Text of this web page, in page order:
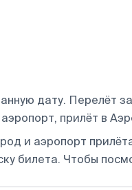
дату. Перелёт
прилёт в
и аэропорт
билета. Чтобы